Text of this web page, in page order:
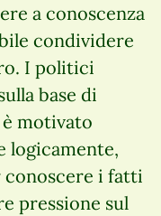
a conoscenza
condividere
I politici
base di
motivato
logicamente,
conoscere i fatti
pressione sul